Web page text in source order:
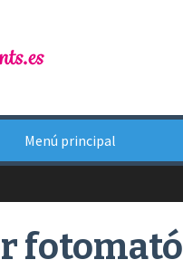
Menú principal